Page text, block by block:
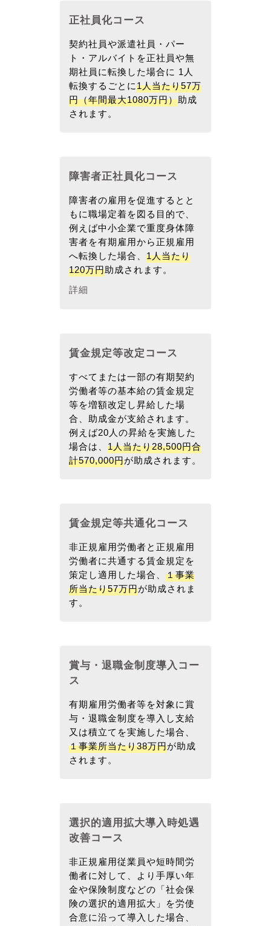
正社員化コース
契約社員や派遣社員・パー
ト・アルバイトを正社員や無
期社員に転換した場合に 1人
転換するごとに1人当たり57万
円（年間最大1080万円）助成
されます。
障害者正社員化コース
障害者の雇用を促進するとと
もに職場定着を図る目的で、
例えば中小企業で重度身体障
害者を有期雇用から正規雇用
へ転換した場合、 1人当たり
120万円助成されます。
詳細
賃金規定等改定コース
すべてまたは一部の有期契約
労働者等の基本給の賃金規定
等を増額改定し昇給した場
合、助成金が支給されます。
例えば20人の昇給を実施した
場合は、 1人当たり28,500円合
計570,000円が助成されます。
賃金規定等共通化コース
非正規雇用労働者と正規雇用
労働者に共通する賃金規定を
策定し適用した場合、 １事業
所当たり57万円が助成されま
す。
賞与・退職金制度導入コー
ス
有期雇用労働者等を対象に賞
与・退職金制度を導入し支給
又は積立てを実施した場合、
１事業所当たり38万円が助成
されます。
選択的適用拡大導入時処遇
改善コース
非正規雇用従業員や短時間労
働者に対して、より手厚い年
金や保険制度などの「社会保
険の選択的適用拡大」を労使
合意に沿って導入した場合、